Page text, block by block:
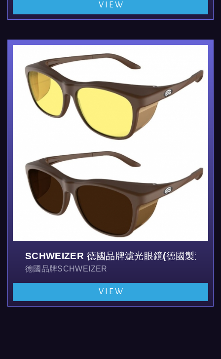
VIEW
SCHWEIZER 德國品牌濾光眼鏡(德國製造)
德國品牌SCHWEIZER
VIEW